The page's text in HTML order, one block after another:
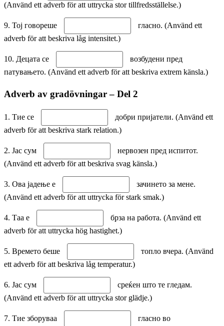
(Använd ett adverb för att uttrycka stor tillfredsställelse.)
9. Тој говореше
гласно. (Använd ett
adverb för att beskriva låg intensitet.)
10. Децата се
возбудени пред
патувањето. (Använd ett adverb för att beskriva extrem känsla.)
Adverb av gradövningar – Del 2
1. Тие се
добри пријатели. (Använd ett
adverb för att beskriva stark relation.)
2. Јас сум
нервозен пред испитот.
(Använd ett adverb för att beskriva svag känsla.)
3. Ова јадење е
зачинето за мене.
(Använd ett adverb för att uttrycka för stark smak.)
4. Таа е
брза на работа. (Använd ett
adverb för att uttrycka hög hastighet.)
5. Времето беше
топло вчера. (Använd
ett adverb för att beskriva låg temperatur.)
6. Јас сум
среќен што те гледам.
(Använd ett adverb för att uttrycka stor glädje.)
7. Тие зборуваа
гласно во